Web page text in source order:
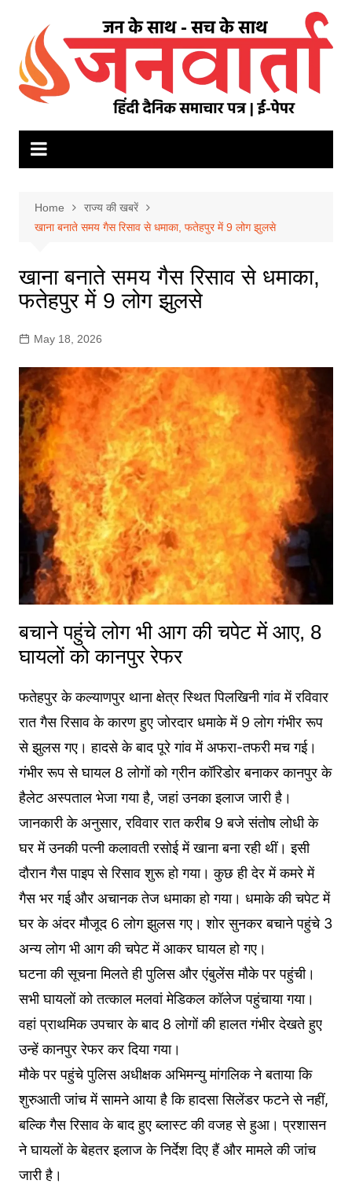
content
Home
राज्य की खबरें
खाना बनाते समय गैस रिसाव से धमाका, फतेहपुर में 9 लोग झुलसे
खाना बनाते समय गैस रिसाव से धमाका,
फतेहपुर में 9 लोग झुलसे
May 18, 2026
बचाने पहुंचे लोग भी आग की चपेट में आए, 8
घायलों को कानपुर रेफर
फतेहपुर के कल्याणपुर थाना क्षेत्र स्थित पिलखिनी गांव में रविवार
रात गैस रिसाव के कारण हुए जोरदार धमाके में 9 लोग गंभीर रूप
से झुलस गए। हादसे के बाद पूरे गांव में अफरा-तफरी मच गई।
गंभीर रूप से घायल 8 लोगों को ग्रीन कॉरिडोर बनाकर कानपुर के
हैलेट अस्पताल भेजा गया है, जहां उनका इलाज जारी है।
जानकारी के अनुसार, रविवार रात करीब 9 बजे संतोष लोधी के
घर में उनकी पत्नी कलावती रसोई में खाना बना रही थीं। इसी
दौरान गैस पाइप से रिसाव शुरू हो गया। कुछ ही देर में कमरे में
गैस भर गई और अचानक तेज धमाका हो गया। धमाके की चपेट में
घर के अंदर मौजूद 6 लोग झुलस गए। शोर सुनकर बचाने पहुंचे 3
अन्य लोग भी आग की चपेट में आकर घायल हो गए।
घटना की सूचना मिलते ही पुलिस और एंबुलेंस मौके पर पहुंची।
सभी घायलों को तत्काल मलवां मेडिकल कॉलेज पहुंचाया गया।
वहां प्राथमिक उपचार के बाद 8 लोगों की हालत गंभीर देखते हुए
उन्हें कानपुर रेफर कर दिया गया।
मौके पर पहुंचे पुलिस अधीक्षक अभिमन्यु मांगलिक ने बताया कि
शुरुआती जांच में सामने आया है कि हादसा सिलेंडर फटने से नहीं,
बल्कि गैस रिसाव के बाद हुए ब्लास्ट की वजह से हुआ। प्रशासन
ने घायलों के बेहतर इलाज के निर्देश दिए हैं और मामले की जांच
जारी है।